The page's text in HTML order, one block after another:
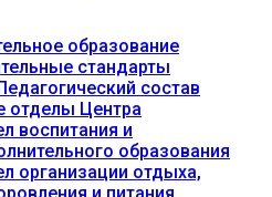
образование
стандарты
состав
отделы Центра
воспитания и
образования
организации отдыха,